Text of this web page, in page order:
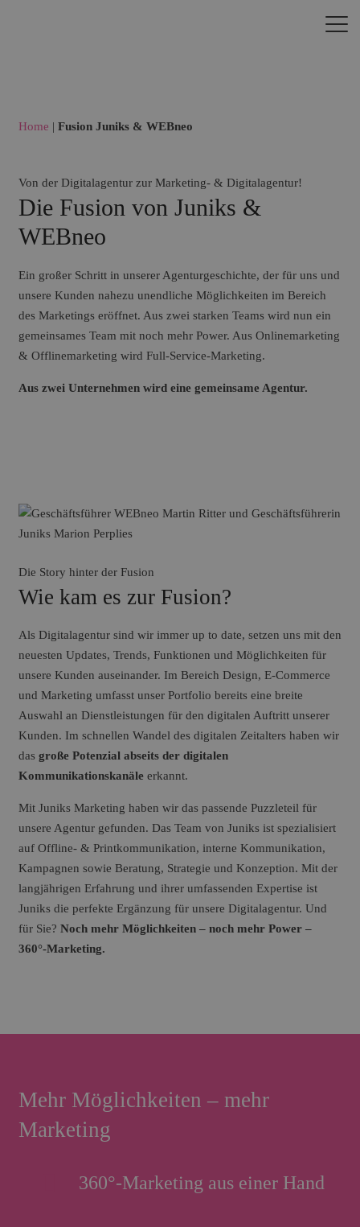
Home | Fusion Juniks & WEBneo
Von der Digitalagentur zur Marketing- & Digitalagentur!
Die Fusion von Juniks &
WEBneo
Ein großer Schritt in unserer Agenturgeschichte, der für uns und
unsere Kunden nahezu unendliche Möglichkeiten im Bereich
des Marketings eröffnet. Aus zwei starken Teams wird nun ein
gemeinsames Team mit noch mehr Power. Aus Onlinemarketing
& Offlinemarketing wird Full-Service-Marketing.
Aus zwei Unternehmen wird eine gemeinsame Agentur.
Die Story hinter der Fusion
Wie kam es zur Fusion?
Als Digitalagentur sind wir immer up to date, setzen uns mit den
neuesten Updates, Trends, Funktionen und Möglichkeiten für
unsere Kunden auseinander. Im Bereich Design, E-Commerce
und Marketing umfasst unser Portfolio bereits eine breite
Auswahl an Dienstleistungen für den digitalen Auftritt unserer
Kunden. Im schnellen Wandel des digitalen Zeitalters haben wir
das große Potenzial abseits der digitalen
Kommunikationskanäle erkannt.
Mit Juniks Marketing haben wir das passende Puzzleteil für
unsere Agentur gefunden. Das Team von Juniks ist spezialisiert
auf Offline- & Printkommunikation, interne Kommunikation,
Kampagnen sowie Beratung, Strategie und Konzeption. Mit der
langjährigen Erfahrung und ihrer umfassenden Expertise ist
Juniks die perfekte Ergänzung für unsere Digitalagentur. Und
für Sie? Noch mehr Möglichkeiten – noch mehr Power –
360°-Marketing.
Mehr Möglichkeiten – mehr
Marketing
360°-Marketing aus einer Hand